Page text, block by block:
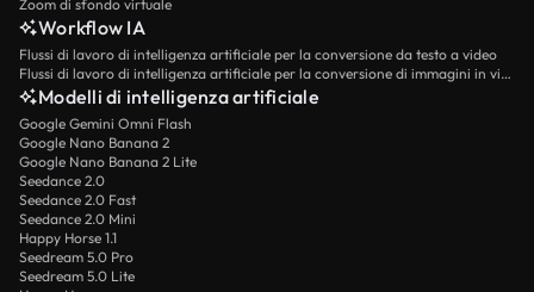
Zoom di sfondo virtuale
Workflow IA
Flussi di lavoro di intelligenza artificiale per la conversione da testo a video
Flussi di lavoro di intelligenza artificiale per la conversione di immagini in video
Modelli di intelligenza artificiale
Google Gemini Omni Flash
Google Nano Banana 2
Google Nano Banana 2 Lite
Seedance 2.0
Seedance 2.0 Fast
Seedance 2.0 Mini
Happy Horse 1.1
Seedream 5.0 Pro
Seedream 5.0 Lite